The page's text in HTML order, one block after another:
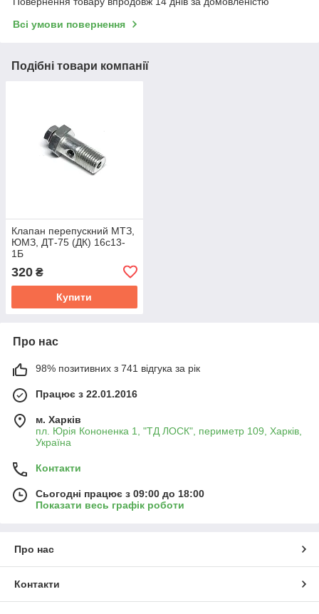
Всі умови повернення
Подібні товари компанії
Клапан перепускний МТЗ,
ЮМЗ, ДТ-75 (ДК) 16с13-
1Б
320 ₴
Купити
Про нас
98% позитивних з 741 відгука за рік
Працює з 22.01.2016
м. Харків
пл. Юрія Кононенка 1, "ТД ЛОСК", периметр 109, Харків,
Україна
Контакти
Сьогодні працює з 09:00 до 18:00
Показати весь графік роботи
Про нас
Контакти